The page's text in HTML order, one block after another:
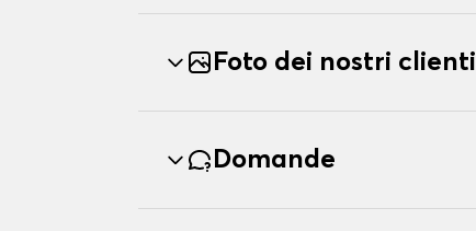
Foto dei nostri clienti
Domande